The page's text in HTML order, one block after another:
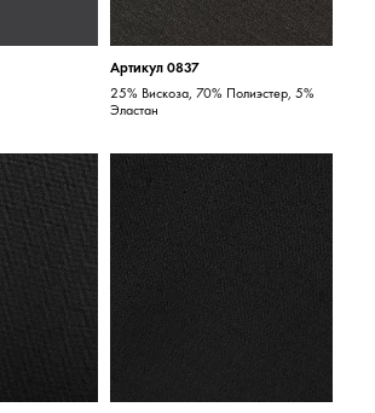
Артикул 0837
25% Вискоза, 70% Полиэстер, 5%
Эластан